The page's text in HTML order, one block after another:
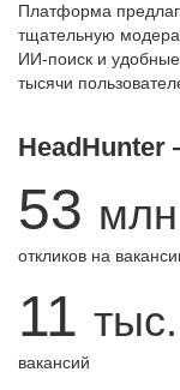
Платформа
тщательную
ИИ-поиск и
тысячи
HeadHunter
53 млн
откликов на
11 тыс.
вакансий